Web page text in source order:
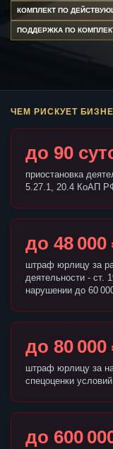
КОМПЛЕКТ ПО
ПОДДЕРЖКА ПО
ЧЕМ РИСКУЕТ
до 90
приостановка
5.27.1, 20.4 КоАП
до 48 000
штраф юрлицу за
деятельности - ст.
нарушении до 60
до 80 000
штраф юрлицу за
спецоценки
до 600